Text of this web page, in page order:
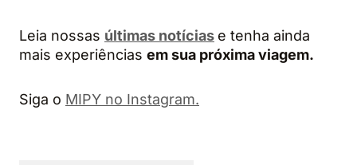
Leia nossas últimas notícias e tenha ainda
mais experiências em sua próxima viagem.
Siga o MIPY no Instagram.